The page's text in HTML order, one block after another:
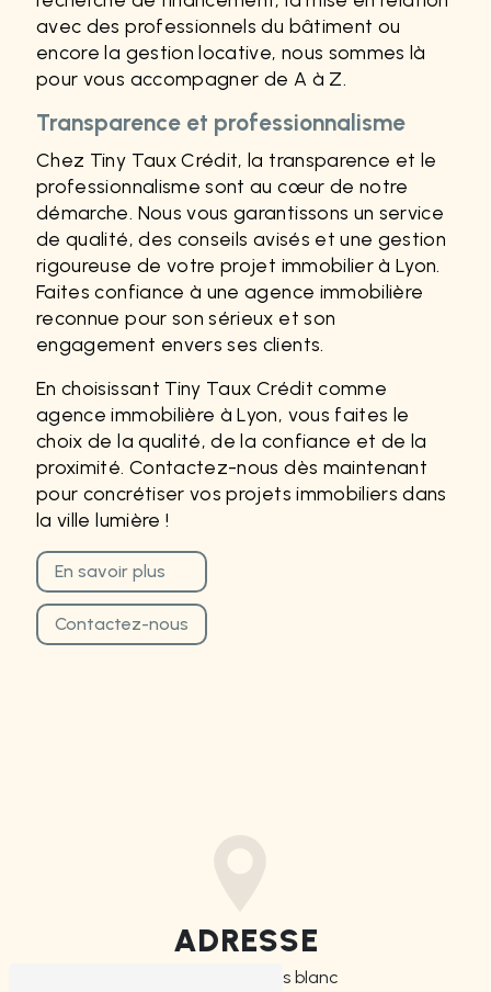
avec des professionnels du bâtiment ou
encore la gestion locative, nous sommes là
pour vous accompagner de A à Z.
Transparence et professionnalisme
Chez Tiny Taux Crédit, la transparence et le
professionnalisme sont au cœur de notre
démarche. Nous vous garantissons un service
de qualité, des conseils avisés et une gestion
rigoureuse de votre projet immobilier à Lyon.
Faites confiance à une agence immobilière
reconnue pour son sérieux et son
engagement envers ses clients.
En choisissant Tiny Taux Crédit comme
agence immobilière à Lyon, vous faites le
choix de la qualité, de la confiance et de la
proximité. Contactez-nous dès maintenant
pour concrétiser vos projets immobiliers dans
la ville lumière !
En savoir plus
Contactez-nous
ADRESSE
4 Boulevard Louis blanc